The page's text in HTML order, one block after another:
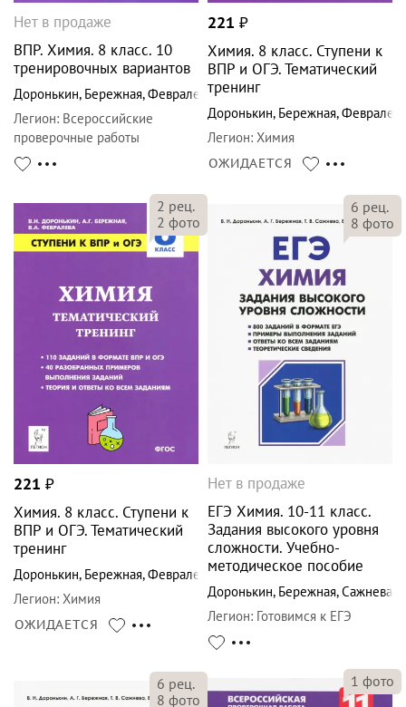
Нет в продаже
ВПР. Химия. 8 класс. 10
тренировочных вариантов
Доронькин, Бережная,Февралева
Легион: Всероссийские
проверочные работы
221 ₽
Химия. 8 класс. Ступени к
ВПР и ОГЭ. Тематический
тренинг
Доронькин, Бережная,Февралева
Легион: Химия
ОЖИДАЕТСЯ
2 рец.
2 фото
221 ₽
Химия. 8 класс. Ступени к
ВПР и ОГЭ. Тематический
тренинг
Доронькин, Бережная,Февралева
Легион: Химия
ОЖИДАЕТСЯ
6 рец.
8 фото
Нет в продаже
ЕГЭ Химия. 10-11 класс.
Задания высокого уровня
сложности. Учебно-
методическое пособие
Доронькин, Бережная,Сажнева
Легион: Готовимся к ЕГЭ
6 рец.
8 фото
1 фото